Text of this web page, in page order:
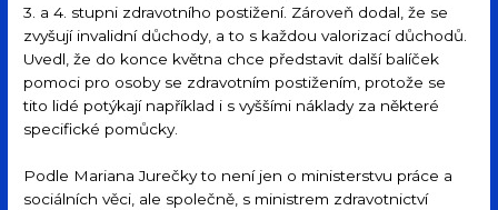
3. a 4. stupni zdravotního postižení. Zároveň dodal, že se
zvyšují invalidní důchody, a to s každou valorizací důchodů.
Uvedl, že do konce května chce představit další balíček
pomoci pro osoby se zdravotním postižením, protože se
tito lidé potýkají například i s vyššími náklady za některé
specifické pomůcky.
Podle Mariana Jurečky to není jen o ministerstvu práce a
sociálních věci, ale společně, s ministrem zdravotnictví